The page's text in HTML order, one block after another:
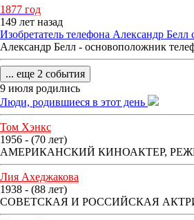
1877 год
149 лет назад
Изобретатель телефона Александр Белл
Александр Белл - основоположник
... еще 2 события
9 июля родились
Люди, родившиеся в этот день
Том Хэнкс
1956 - (70 лет)
АМЕРИКАНСКИЙ КИНОАКТЕР,
Лия Ахеджакова
1938 - (88 лет)
СОВЕТСКАЯ И РОССИЙСКАЯ